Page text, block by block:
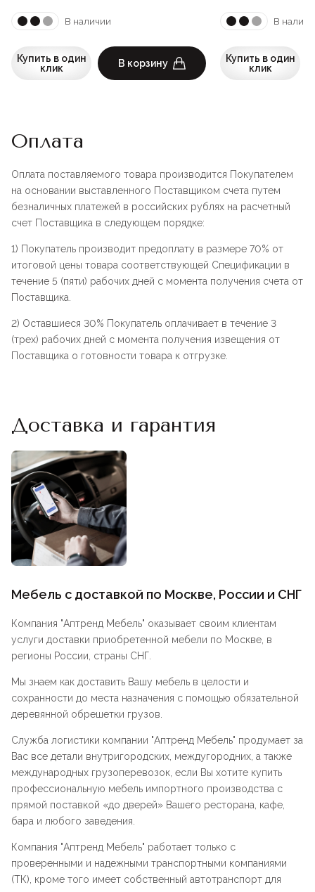
В наличии
Купить в один
клик
В корзину
В
Купить в один
клик
Оплата
Оплата поставляемого товара производится Покупателем
на основании выставленного Поставщиком счета путем
безналичных платежей в российских рублях на расчетный
счет Поставщика в следующем порядке:
1) Покупатель производит предоплату в размере 70% от
итоговой цены товара соответствующей Спецификации в
течение 5 (пяти) рабочих дней с момента получения счета от
Поставщика.
2) Оставшиеся 30% Покупатель оплачивает в течение 3
(трех) рабочих дней с момента получения извещения от
Поставщика о готовности товара к отгрузке.
Доставка и гарантия
Мебель с доставкой по Москве, России и СНГ
Компания "Аптренд Мебель" оказывает своим клиентам
услуги доставки приобретенной мебели по Москве, в
регионы России, страны СНГ.
Мы знаем как доставить Вашу мебель в целости и
сохранности до места назначения с помощью обязательной
деревянной обрешетки грузов.
Служба логистики компании "Аптренд Мебель" продумает за
Вас все детали внутригородских, междугородних, а также
международных грузоперевозок, если Вы хотите купить
профессиональную мебель импортного производства с
прямой поставкой «до дверей» Вашего ресторана, кафе,
бара и любого заведения.
Компания "Аптренд Мебель" работает только с
проверенными и надежными транспортными компаниями
(ТК), кроме того имеет собственный автотранспорт для